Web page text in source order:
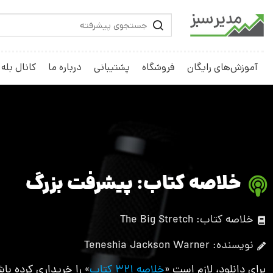
آموزش‌های رایگان فروشگاه پشتیبانی درباره ما کانال بله
خلاصه کتاب: پیشرفت بزرگ
خلاصه کتاب: The Big Stretch
نویسنده: Teneshia Jackson Warner